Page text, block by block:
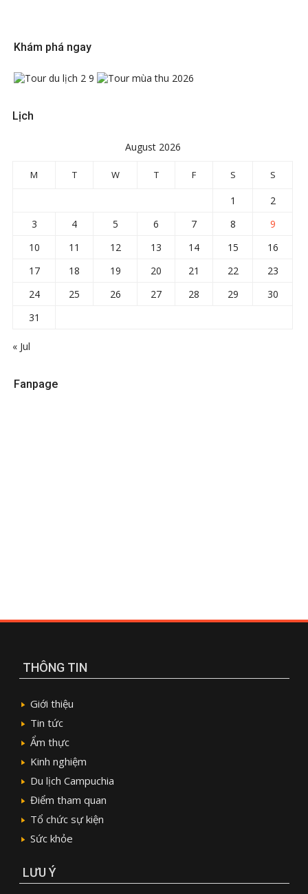
Khám phá ngay
Lịch
August 2026
M T W T F S S
1
2
3
4 5 6 7 8
9
10
11 12 13 14 15
16
17
18 19 20 21 22
23
24
25 26 27 28 29
30
31
« Jul
Fanpage
THÔNG TIN
Giới thiệu
Tin tức
Ẩm thực
Kinh nghiệm
Du lịch Campuchia
Điểm tham quan
Tổ chức sự kiện
Sức khỏe
LƯU Ý